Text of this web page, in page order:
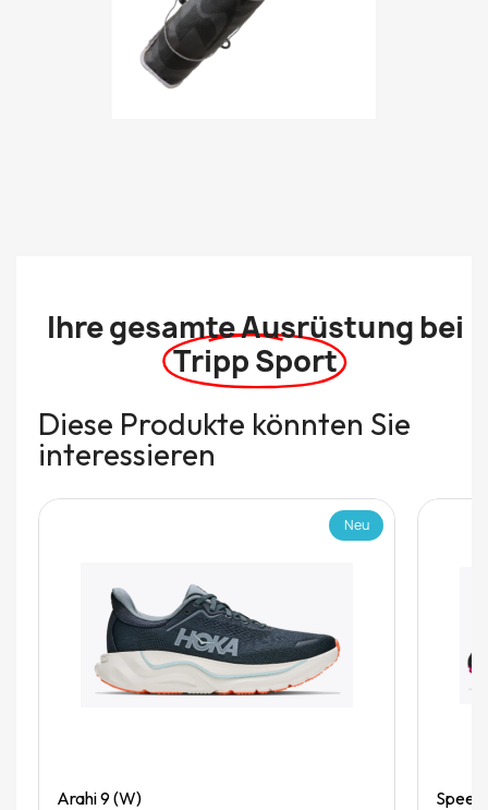
Ihre gesamte Ausrüstung bei
Tripp Sport
Diese Produkte könnten Sie
interessieren
Neu
Arahi 9 (W)